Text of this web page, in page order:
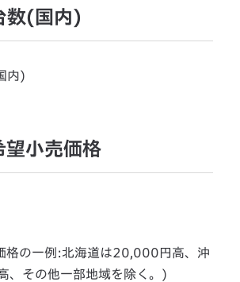
数(国内)
内)
望小売価格
格の一例:北海道は20,000円高、沖
、その他一部地域を除く。)